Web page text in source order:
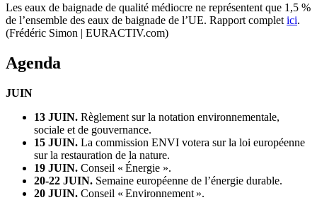
Les eaux de baignade de qualité médiocre ne représentent que 1,5 %
de l’ensemble des eaux de baignade de l’UE. Rapport complet ici.
(Frédéric Simon | EURACTIV.com)
Agenda
JUIN
13 JUIN. Règlement sur la notation environnementale,
sociale et de gouvernance.
15 JUIN. La commission ENVI votera sur la loi européenne
sur la restauration de la nature.
19 JUIN. Conseil « Énergie ».
20-22 JUIN. Semaine européenne de l’énergie durable.
20 JUIN. Conseil « Environnement ».